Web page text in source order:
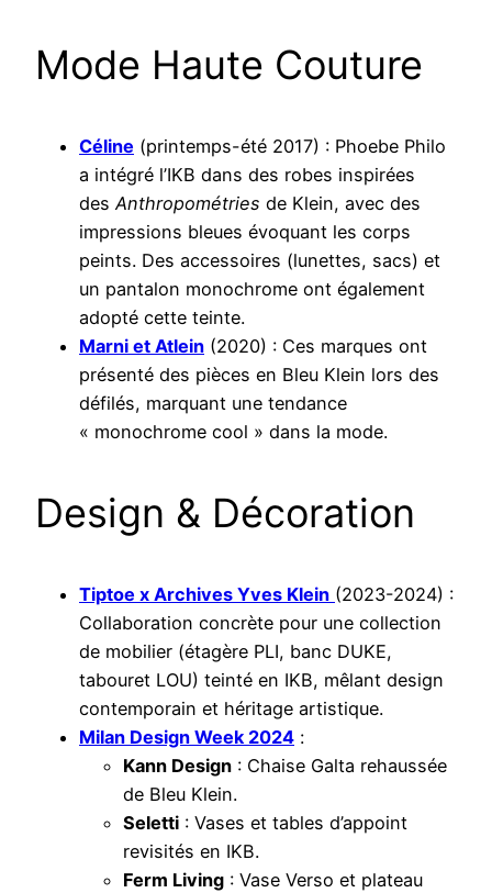
Mode Haute Couture
Céline (printemps-été 2017) : Phoebe Philo
a intégré l’IKB dans des robes inspirées
desAnthropométries de Klein, avec des
impressions bleues évoquant les corps
peints. Des accessoires (lunettes, sacs) et
un pantalon monochrome ont également
adopté cette teinte.
Marni et Atlein (2020) : Ces marques ont
présenté des pièces en Bleu Klein lors des
défilés, marquant une tendance
« monochrome cool » dans la mode.
Design & Décoration
Tiptoe x Archives Yves Klein (2023-2024) :
Collaboration concrète pour une collection
de mobilier (étagère PLI, banc DUKE,
tabouret LOU) teinté en IKB, mêlant design
contemporain et héritage artistique.
Milan Design Week 2024 :
Kann Design : Chaise Galta rehaussée
de Bleu Klein.
Seletti : Vases et tables d’appoint
revisités en IKB.
Ferm Living : Vase Verso et plateau